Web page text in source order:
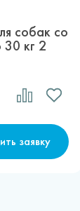
собак со
30 кг 2
заявку